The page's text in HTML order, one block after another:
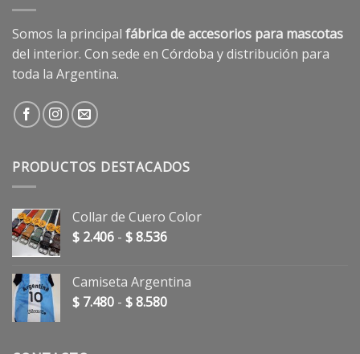
Somos la principal fábrica de accesorios para mascotas
del interior. Con sede en Córdoba y distribución para
toda la Argentina.
PRODUCTOS DESTACADOS
Collar de Cuero Color
$ 2.406 - $8.536Rango
desde
$ 2.406
Camiseta Argentina
$ 7.480 - $8.580Rango